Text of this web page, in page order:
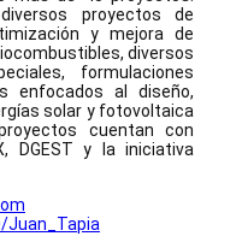
proyectos de
y mejora de
diversos
formulaciones
enfocados al diseño,
solar y fotovoltaica
cuentan con
DGEST y la iniciativa